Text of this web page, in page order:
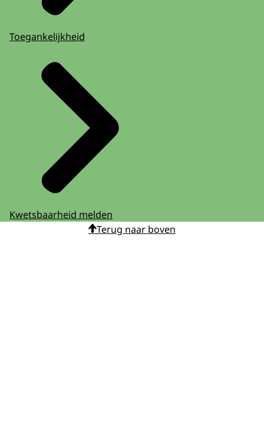
Toegankelijkheid
Kwetsbaarheid melden
Terug naar boven